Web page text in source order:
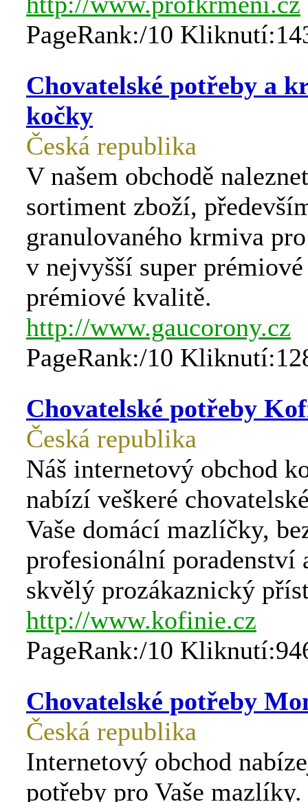
PageRank:/10
Chovatelské potřeby a
kočky
Česká republika
V našem obchodě
sortiment zboží,
granulovaného krmiva
v nejvyšší super
prémiové kvalitě.
http://www.gaucorony.cz
PageRank:/10
Chovatelské potřeby
Česká republika
Náš internetový obchod
nabízí veškeré
Vaše domácí mazlíčky,
profesionální poradenství
skvělý prozákaznický
http://www.kofinie.cz
PageRank:/10
Chovatelské potřeby
Česká republika
Internetový obchod
potřeby pro Vaše